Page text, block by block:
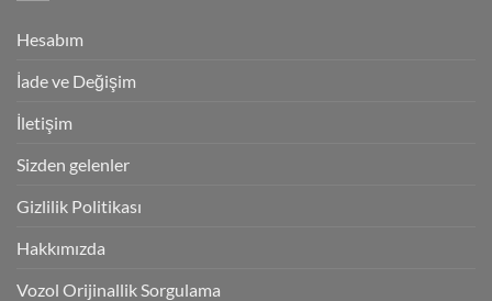
Hesabım
İade ve Değişim
İletişim
Sizden gelenler
Gizlilik Politikası
Hakkımızda
Vozol Orijinallik Sorgulama